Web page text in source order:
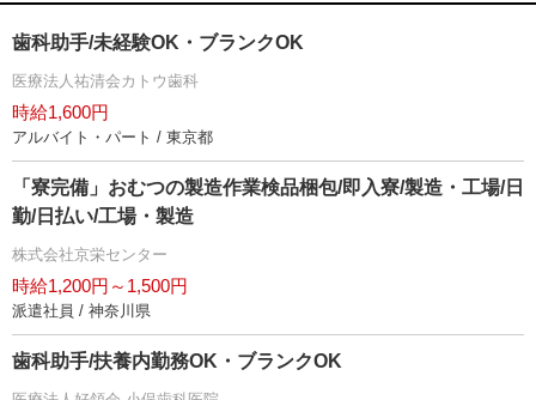
歯科助手/未経験OK・ブランクOK
医療法人祐清会カトウ歯科
時給1,600円
アルバイト・パート / 東京都
「寮完備」おむつの製造作業検品梱包/即入寮/製造・工場/日
勤/日払い/工場・製造
株式会社京栄センター
時給1,200円～1,500円
派遣社員 / 神奈川県
歯科助手/扶養内勤務OK・ブランクOK